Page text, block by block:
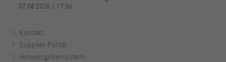
Kontakt
Supplier Portal
Hinweisgebersystem